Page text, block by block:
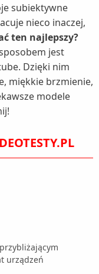
subiektywne
nieco inaczej,
ten najlepszy?
jest
Dzięki nim
miękkie brzmienie,
modele
urządzeń